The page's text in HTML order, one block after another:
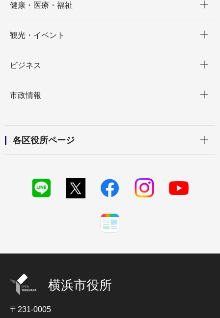
健康・医療・福祉
観光・イベント
ビジネス
市政情報
各区役所ページ
横浜市役所
〒231-0005